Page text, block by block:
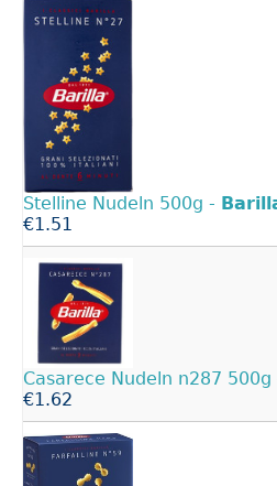
Stelline Nudeln 500g -
€1.51
Casarece Nudeln n287 500g
€1.62